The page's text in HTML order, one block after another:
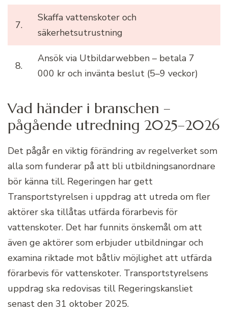
7.
Skaffa vattenskoter och
säkerhetsutrustning
8.
Ansök via Utbildarwebben – betala 7
000 kr och invänta beslut (5–9 veckor)
Vad händer i branschen –
pågående utredning 2025–2026
Det pågår en viktig förändring av regelverket som
alla som funderar på att bli utbildningsanordnare
bör känna till. Regeringen har gett
Transportstyrelsen i uppdrag att utreda om fler
aktörer ska tillåtas utfärda förarbevis för
vattenskoter. Det har funnits önskemål om att
även ge aktörer som erbjuder utbildningar och
examina riktade mot båtliv möjlighet att utfärda
förarbevis för vattenskoter. Transportstyrelsens
uppdrag ska redovisas till Regeringskansliet
senast den 31 oktober 2025.